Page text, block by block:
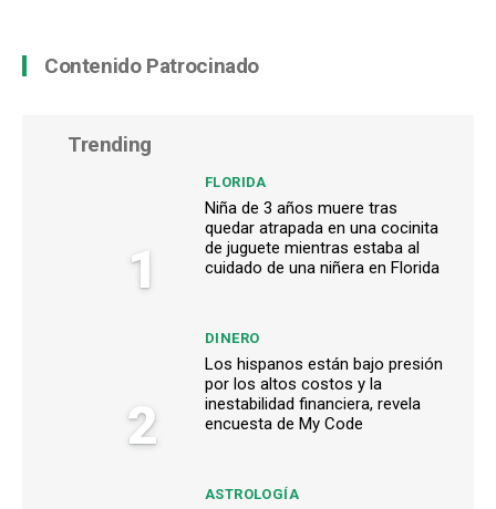
Contenido Patrocinado
Trending
1
FLORIDA
Niña de 3 años muere tras
quedar atrapada en una cocinita
de juguete mientras estaba al
cuidado de una niñera en Florida
2
DINERO
Los hispanos están bajo presión
por los altos costos y la
inestabilidad financiera, revela
encuesta de My Code
ASTROLOGÍA